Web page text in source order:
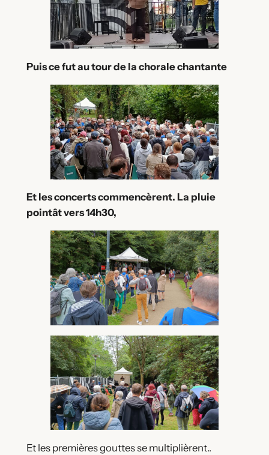
Puis ce fut au tour de la chorale chantante
Et les concerts commencèrent. La pluie
pointât vers 14h30,
Et les premières gouttes se multiplièrent..